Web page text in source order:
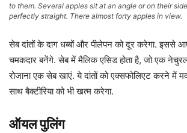
to them. Several apples sit at an angle or on their
perfectly straight. There almost forty apples in view.
सेब दांतों के दाग धब्बों और पीलेपन को दूर करेगा.
चमकदार बनेंगे. सेब में मैलिक एसिड होता है, जो एक
रोजाना एक सेब खाएं. ये दांतों को एक्सफोलिएट करने में
साथ बैक्टीरिया को भी खत्म करेगा.
ऑयल पुलिंग